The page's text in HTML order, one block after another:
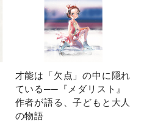
才能は「欠点」の中に隠れ
ている──『メダリスト』
作者が語る、子どもと大人
の物語